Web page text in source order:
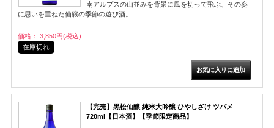
南アルプスの山並みを背景に風を切って飛ぶ、その姿
に思いを重ねた仙醸の季節の遊び酒。
価格： 3,850円(税込)
在庫切れ
【完売】黒松仙醸 純米大吟醸 ひやしざけ ツバメ
720ml【日本酒】【季節限定商品】